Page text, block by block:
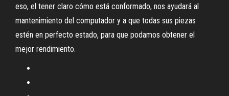
eso, el tener claro cómo está conformado, nos ayudará al
mantenimiento del computador y a que todas sus piezas
estén en perfecto estado, para que podamos obtener el
mejor rendimiento.